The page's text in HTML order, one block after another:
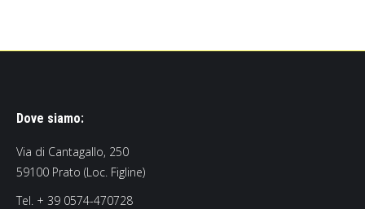
Dove siamo:
Via di Cantagallo, 250
59100 Prato (Loc. Figline)
Tel. + 39 0574-470728